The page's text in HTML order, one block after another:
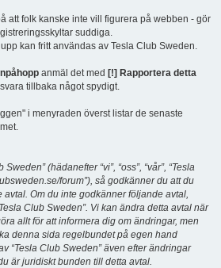
att folk kanske inte vill figurera på webben - gör
suddiga.
kan fritt användas av Tesla Club Sweden.
anmäl det med [!] Rapportera detta
tillbaka något spydigt.
i menyraden överst listar de senaste
(hädanefter “vi”, “oss”, “vår”, “Tesla
forum”), så godkänner du att du
Om du inte godkänner följande avtal,
Club Sweden”. Vi kan ändra detta avtal när
allt för att informera dig om ändringar, men
denna sida regelbundet på egen hand
“Tesla Club Sweden” även efter ändringar
är juridiskt bunden till detta avtal.